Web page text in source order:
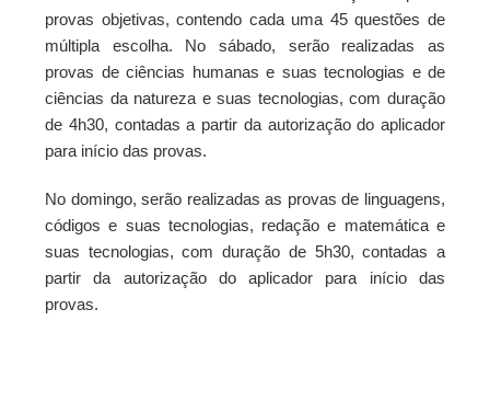
provas objetivas, contendo cada uma 45 questões de
múltipla escolha. No sábado, serão realizadas as
provas de ciências humanas e suas tecnologias e de
ciências da natureza e suas tecnologias, com duração
de 4h30, contadas a partir da autorização do aplicador
para início das provas.
No domingo, serão realizadas as provas de linguagens,
códigos e suas tecnologias, redação e matemática e
suas tecnologias, com duração de 5h30, contadas a
partir da autorização do aplicador para início das
provas.